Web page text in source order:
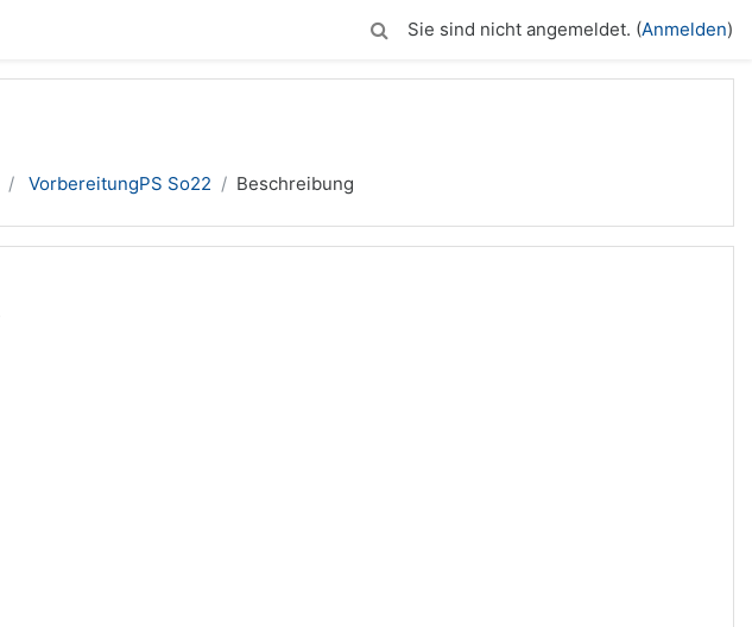
Sie sind nicht angemeldet. (Anmelden)
VorbereitungPS So22 Beschreibung